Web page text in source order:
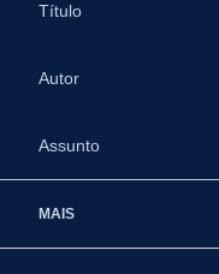
Título
Autor
Assunto
MAIS